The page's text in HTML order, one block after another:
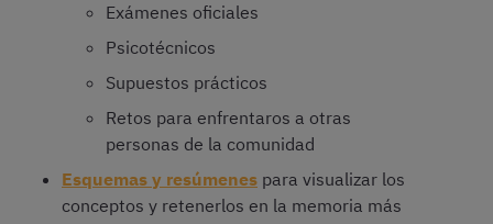
Exámenes oficiales
Psicotécnicos
Supuestos prácticos
Retos para enfrentaros a otras
personas de la comunidad
Esquemas y resúmenes para visualizar los
conceptos y retenerlos en la memoria más